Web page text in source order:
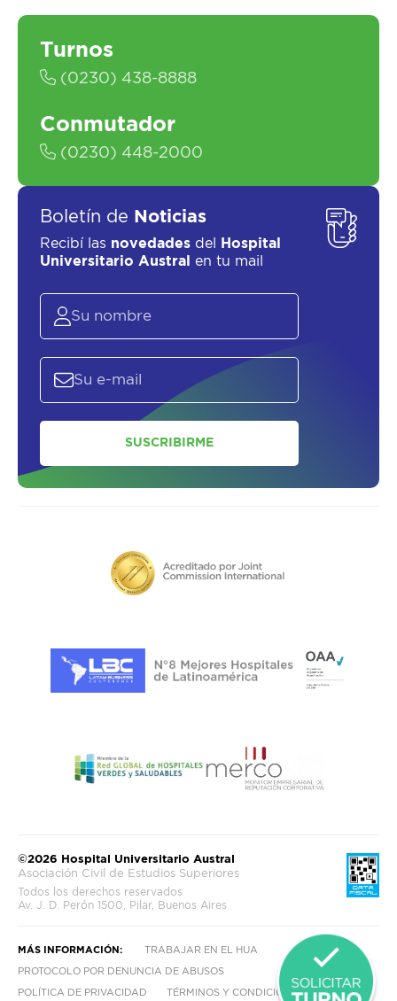
Turnos
(0230) 438-8888
Conmutador
(0230) 448-2000
Boletín de Noticias
Recibí las novedades del
Hospital
Universitario Austral
en tu mail
SUSCRIBIRME
©2026 Hospital Universitario Austral
Asociación Civil de Estudios Superiores
Todos los derechos reservados
Av. J. D. Perón 1500, Pilar, Buenos Aires
MÁS INFORMACIÓN: TRABAJAR EN EL HUA
PROTOCOLO POR DENUNCIA DE ABUSOS
POLÍTICA DE PRIVACIDAD TÉRMINOS Y CONDICIONES